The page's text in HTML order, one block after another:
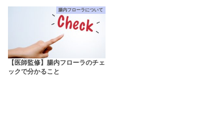
腸内フローラについて
【医師監修】腸内フローラのチェ
ックで分かること